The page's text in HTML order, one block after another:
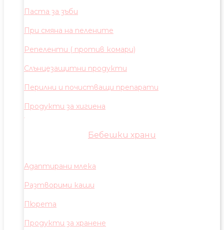
Паста за зъби
При смяна на пелените
Репеленти ( против комари)
Слънцезащитни продукти
Перилни и почистващи препарати
Продукти за хигиена
Бебешки храни
Адаптирани млека
Разтворими каши
Пюрета
Продукти за хранене